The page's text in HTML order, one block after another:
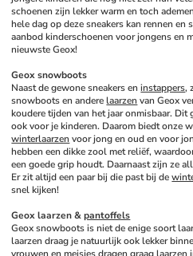
schoenen zijn lekker warm en toch
hele dag op deze sneakers kan rennen
aanbod kinderschoenen voor jongens en
nieuwste Geox!
Geox snowboots
Naast de gewone sneakers en instappers,
snowboots en andere laarzen van Geox
koudere tijden van het jaar onmisbaar.
winterlaarzen voor jong en oud en voor
hebben een dikke zool met reliëf,
een goede grip houdt. Daarnaast zijn ze
Er zit altijd een paar bij die past bij de
snel kijken!
Geox laarzen & pantoffels
Geox snowboots is niet de enige soort
laarzen draag je natuurlijk ook lekker